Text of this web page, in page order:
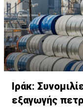
Ιράκ:
εξαγωγής